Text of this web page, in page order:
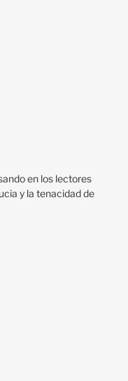
en los lectores
y la tenacidad de